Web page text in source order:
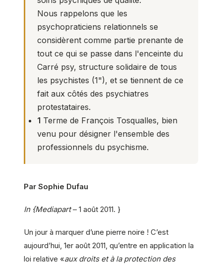
Nous rappelons que les
psychopraticiens relationnels se
considèrent comme partie prenante de
tout ce qui se passe dans l'enceinte du
Carré psy, structure solidaire de tous
les psychistes (1"), et se tiennent de ce
fait aux côtés des psychiatres
protestataires.
1 Terme de François Tosqualles, bien
venu pour désigner l'ensemble des
professionnels du psychisme.
Par Sophie Dufau
In {Mediapart– 1 août 2011. }
Un jour à marquer d’une pierre noire ! C’est
aujourd’hui, 1er août 2011, qu’entre en application la
loi relative «aux droits et à la protection des